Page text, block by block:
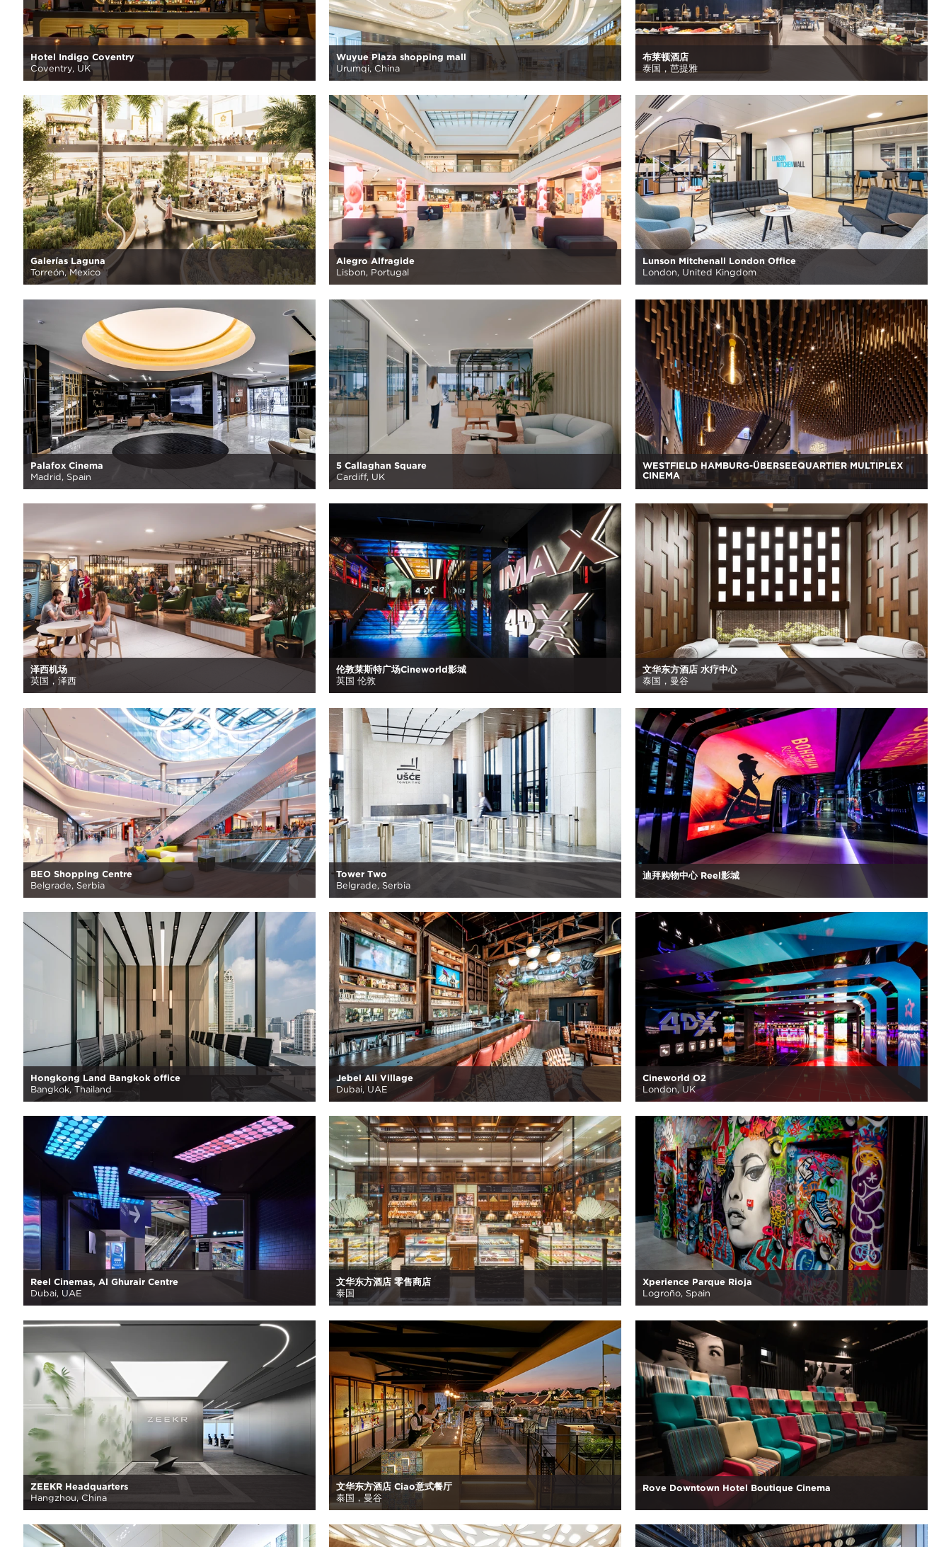
Hotel Indigo Coventry
Coventry, UK
Wuyue Plaza shopping mall
Urumqi, China
布莱顿酒店
泰国，芭提雅
Galerías Laguna
Torreón, Mexico
Alegro Alfragide
Lisbon, Portugal
Lunson Mitchenall London Office
London, United Kingdom
Palafox Cinema
Madrid, Spain
5 Callaghan Square
Cardiff, UK
WESTFIELD HAMBURG-ÜBERSEEQUARTIER MULTIPLEX
CINEMA
泽西机场
英国，泽西
伦敦莱斯特广场Cineworld影城
英国 伦敦
文华东方酒店 水疗中心
泰国，曼谷
BEO Shopping Centre
Belgrade, Serbia
Tower Two
Belgrade, Serbia
迪拜购物中心 Reel影城
Hongkong Land Bangkok office
Bangkok, Thailand
Jebel Ali Village
Dubai, UAE
Cineworld O2
London, UK
Reel Cinemas, Al Ghurair Centre
Dubai, UAE
文华东方酒店 零售商店
泰国
Xperience Parque Rioja
Logroño, Spain
ZEEKR Headquarters
Hangzhou, China
文华东方酒店 Ciao意式餐厅
泰国，曼谷
Rove Downtown Hotel Boutique Cinema